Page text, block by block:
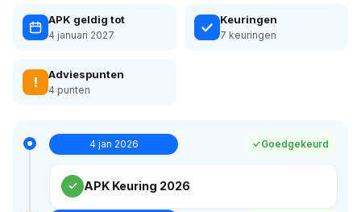
APK geldig tot
4 januari 2027
Keuringen
7 keuringen
! Adviespunten
4 punten
4 jan 2026 Goedgekeurd
APK Keuring 2026